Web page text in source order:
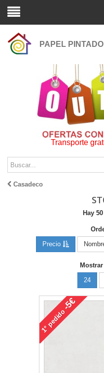
PAPEL
Transporte
Casadeco
Hay
Precio
Mostrar
24
1°
pedido
-5€